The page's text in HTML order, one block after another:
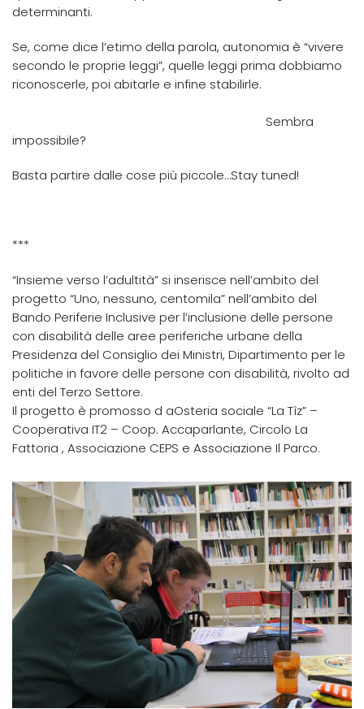
determinanti.
Se, come dice l’etimo della parola, autonomia è “vivere
secondo le proprie leggi”, quelle leggi prima dobbiamo
riconoscerle, poi abitarle e infine stabilirle.
Sembra
impossibile?
Basta partire dalle cose più piccole…Stay tuned!
***
“Insieme verso l’adultità” si inserisce nell’ambito del
progetto “Uno, nessuno, centomila” nell’ambito del
Bando Periferie Inclusive per l’inclusione delle persone
con disabilità delle aree periferiche urbane della
Presidenza del Consiglio dei Ministri, Dipartimento per le
politiche in favore delle persone con disabilità, rivolto ad
enti del Terzo Settore.
Il progetto è promosso d aOsteria sociale “La Tìz” –
Cooperativa IT2 – Coop. Accaparlante, Circolo La
Fattoria , Associazione CEPS e Associazione Il Parco.